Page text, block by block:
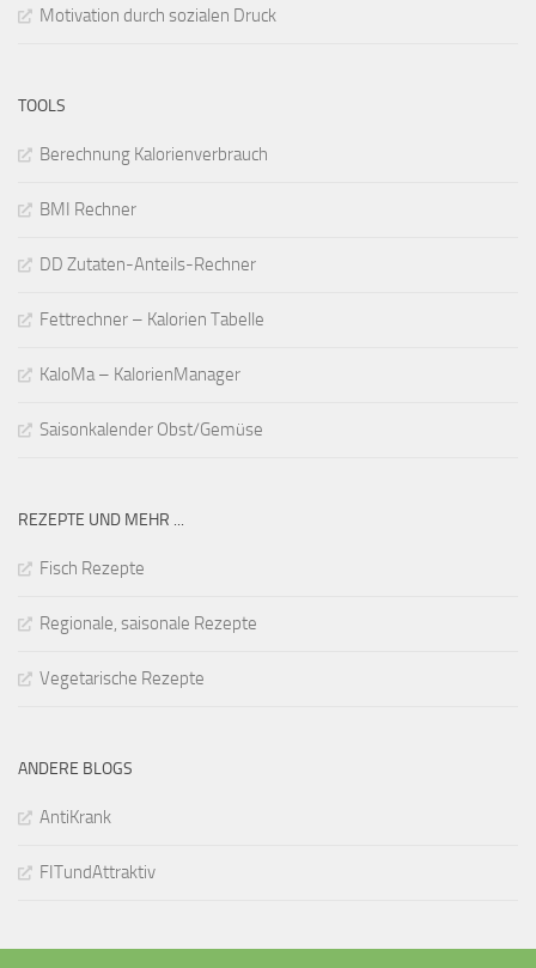
Motivation durch sozialen Druck
TOOLS
Berechnung Kalorienverbrauch
BMI Rechner
DD Zutaten-Anteils-Rechner
Fettrechner – Kalorien Tabelle
KaloMa – KalorienManager
Saisonkalender Obst/Gemüse
REZEPTE UND MEHR ...
Fisch Rezepte
Regionale, saisonale Rezepte
Vegetarische Rezepte
ANDERE BLOGS
AntiKrank
FITundAttraktiv